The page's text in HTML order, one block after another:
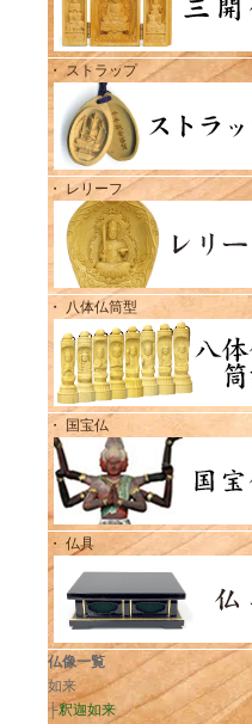
・ ストラップ
・ レリーフ
・ 八体仏筒型
・ 国宝仏
・ 仏具
仏像一覧
如来
├釈迦如来